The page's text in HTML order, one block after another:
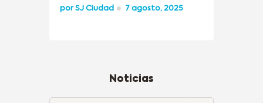
porSJ Ciudad 7 agosto, 2025
Noticias